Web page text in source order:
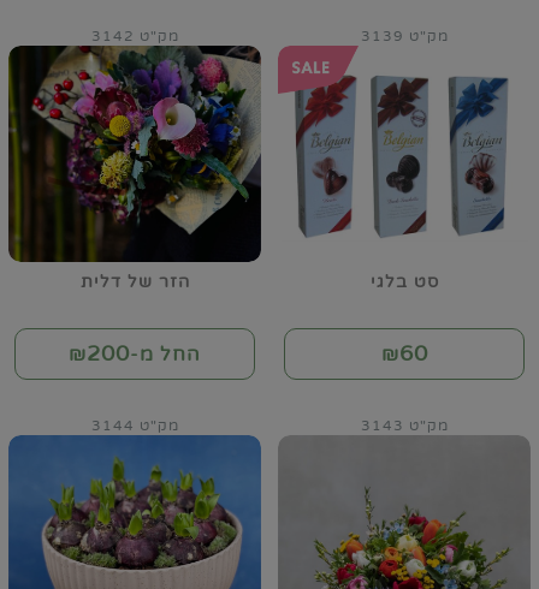
סט בלגי
מק"ט 3139
₪60
הזר של דלית
מק"ט 3142
החל מ-₪200
מק"ט 3143 מק"ט 3144